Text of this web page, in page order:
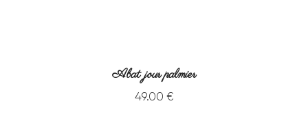
Abat jour palmier
49.00 €